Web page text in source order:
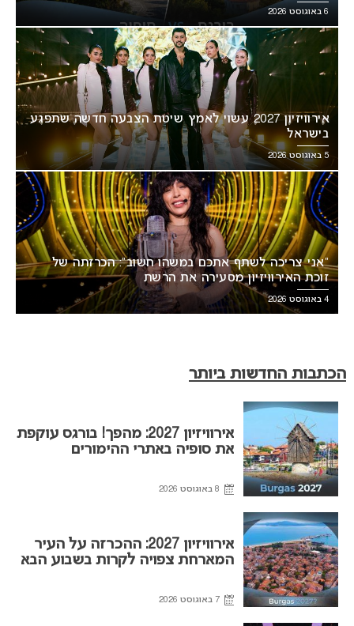
6 באוגוסט 2026
אירוויזיון 2027 עשוי לאמץ שיטת הצבעה חדשה שתפגע
בישראל
5 באוגוסט 2026
“אני צריכה לשתף אתכם במשהו חשוב”: הכרזתה של
זוכת האירוויזיון מסעירה את הרשת
4 באוגוסט 2026
הכתבות החדשות ביותר
אירוויזיון 2027: מהפך! בורגס עוקפת
את סופיה באתרי ההימורים
8 באוגוסט 2026
אירוויזיון 2027: ההכרזה על העיר
המארחת צפויה לקרות בשבוע הבא
7 באוגוסט 2026